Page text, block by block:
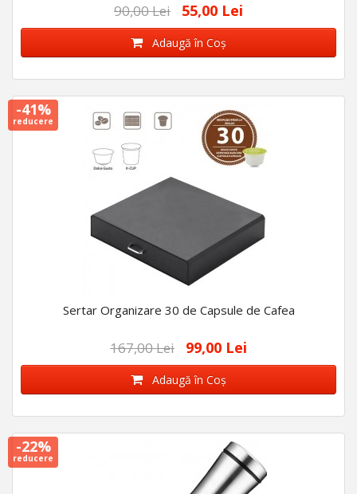
90,00 Lei 55,00 Lei
Adaugă în Coş
-41%
reducere
Sertar Organizare 30 de Capsule de Cafea
167,00 Lei 99,00 Lei
Adaugă în Coş
-22%
reducere